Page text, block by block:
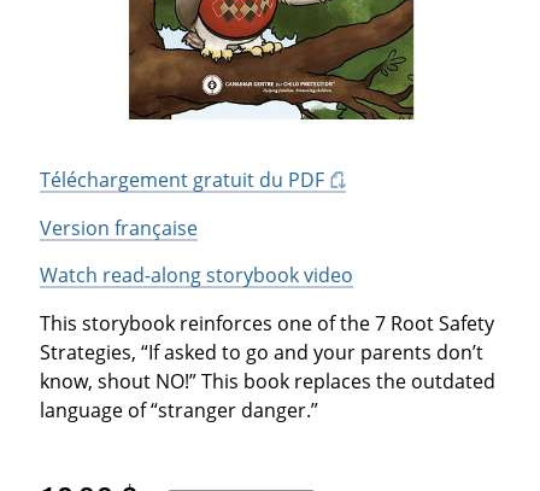
Téléchargement gratuit du PDF
Version française
Watch read-along storybook video
This storybook reinforces one of the 7 Root Safety
Strategies, “If asked to go and your parents don’t
know, shout NO!” This book replaces the outdated
language of “stranger danger.”